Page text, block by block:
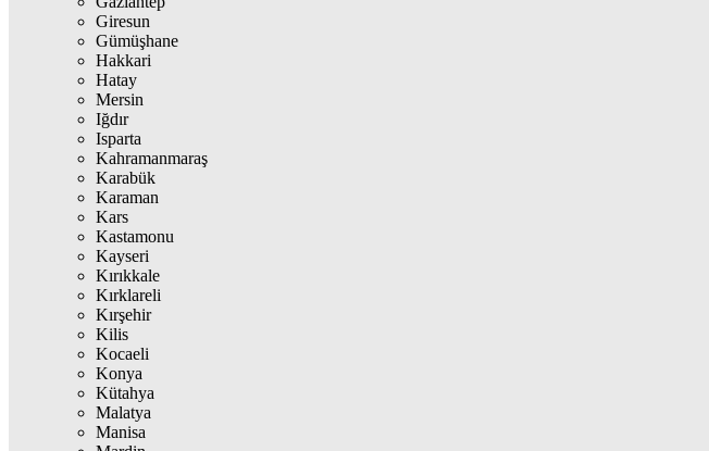
Giresun
Gümüşhane
Hakkari
Hatay
Mersin
Iğdır
Isparta
Kahramanmaraş
Karabük
Karaman
Kars
Kastamonu
Kayseri
Kırıkkale
Kırklareli
Kırşehir
Kilis
Kocaeli
Konya
Kütahya
Malatya
Manisa